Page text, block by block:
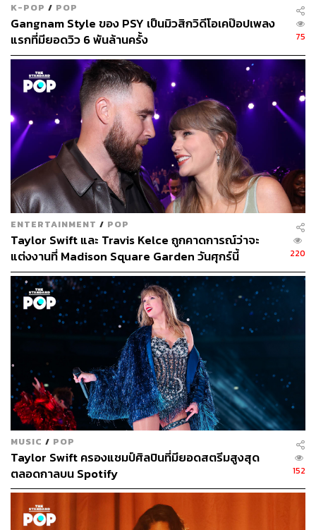
K-POP / POP
Gangnam Style ของ PSY เป็นมิวสิกวิดีโอเคป๊อปเพลง
แรกที่มียอดวิว 6 พันล้านครั้ง
75
ENTERTAINMENT / POP
Taylor Swift และ Travis Kelce ถูกคาดการณ์ว่าจะ
แต่งงานที่ Madison Square Garden วันศุกร์นี้
220
MUSIC / POP
Taylor Swift ครองแชมป์ศิลปินที่มียอดสตรีมสูงสุด
ตลอดกาลบน Spotify
152